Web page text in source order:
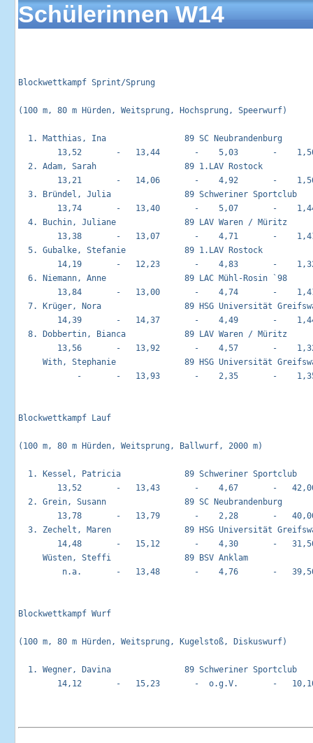
Schülerinnen W14
Blockwettkampf Sprint/Sprung
(100 m, 80 m Hürden, Weitsprung, Hochsprung, Speerwurf)
1. Matthias, Ina                89 SC Neubrandenburg
13,52       -   13,44       -    5,03       -
2. Adam, Sarah                  89 1.LAV Rostock
13,21       -   14,06       -    4,92       -
3. Bründel, Julia               89 Schweriner Sportclub
13,74       -   13,40       -    5,07       -
4. Buchin, Juliane              89 LAV Waren / Müritz
13,38       -   13,07       -    4,71       -
5. Gubalke, Stefanie            89 1.LAV Rostock
14,19       -   12,23       -    4,83       -
6. Niemann, Anne                89 LAC Mühl-Rosin `98
13,84       -   13,00       -    4,74       -
7. Krüger, Nora                 89 HSG Universität
14,39       -   14,37       -    4,49       -
8. Dobbertin, Bianca            89 LAV Waren / Müritz
13,56       -   13,92       -    4,57       -
With, Stephanie              89 HSG Universität
-       -   13,93       -    2,35       -
Blockwettkampf Lauf
(100 m, 80 m Hürden, Weitsprung, Ballwurf, 2000 m)
1. Kessel, Patricia             89 Schweriner Sportclub
13,52       -   13,43       -    4,67       -
2. Grein, Susann                89 SC Neubrandenburg
13,78       -   13,79       -    2,28       -
3. Zechelt, Maren               89 HSG Universität
14,48       -   15,12       -    4,30       -
Wüsten, Steffi               89 BSV
n.a.       -   13,48       -    4,76       -
Blockwettkampf Wurf
(100 m, 80 m Hürden, Weitsprung, Kugelstoß, Diskuswurf)
1. Wegner, Davina               89 Schweriner Sportclub
14,12       -   15,23       -  o.g.V.       -